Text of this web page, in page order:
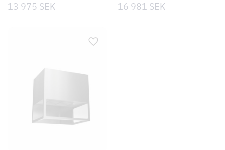
13 975 SEK 16 981 SEK